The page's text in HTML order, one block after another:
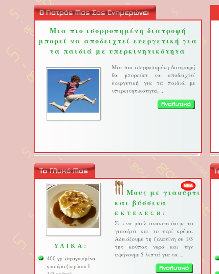
Μια πιο ισορροπημένη διατροφή
μπορεί να αποδειχτεί ευεργετική για
τα παιδιά με υπερκινητικότητα
Μια πιο ισορροπημένη διατροφή
θα μπορούσε να αποδειχτεί
ευεργετική για τα παιδιά με
υπερκινητικότητα, ...
ΥΛΙΚΑ:
400 γρ. στραγγισμένο
γιαούρτι (περίπου 1
Μους με γιαούρτι
και βύσσινα
ΕΚΤΕΛΕΣΗ:
Σε ένα μπολ ανακατεύουμε το
γιαούρτι και το τυρί κρέμα.
Αδειάζουμε τη ζελατίνη σε 1/3
της κούπας νερό και την
αφήνουμε 5 λεπτά για να ...